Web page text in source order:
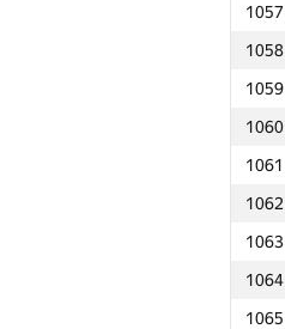
1057
1058
1059
1060
1061
1062
1063
1064
1065